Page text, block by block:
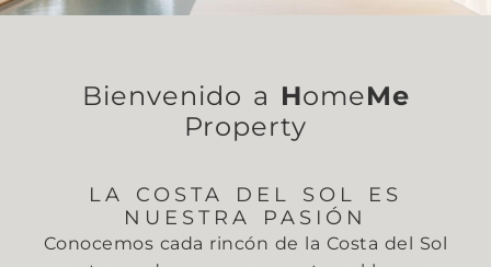
Bienvenido a HomeMe
Property
LA COSTA DEL SOL ES
NUESTRA PASIÓN
Conocemos cada rincón de la Costa del Sol